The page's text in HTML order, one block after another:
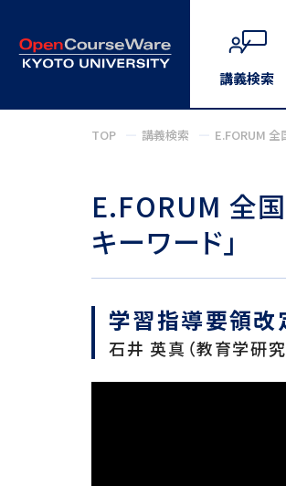
講義検索
TOP 講義検索 E.FORUM 全
E.FORUM 全
キーワード」
学習指導要領改
石井 英真（教育学研